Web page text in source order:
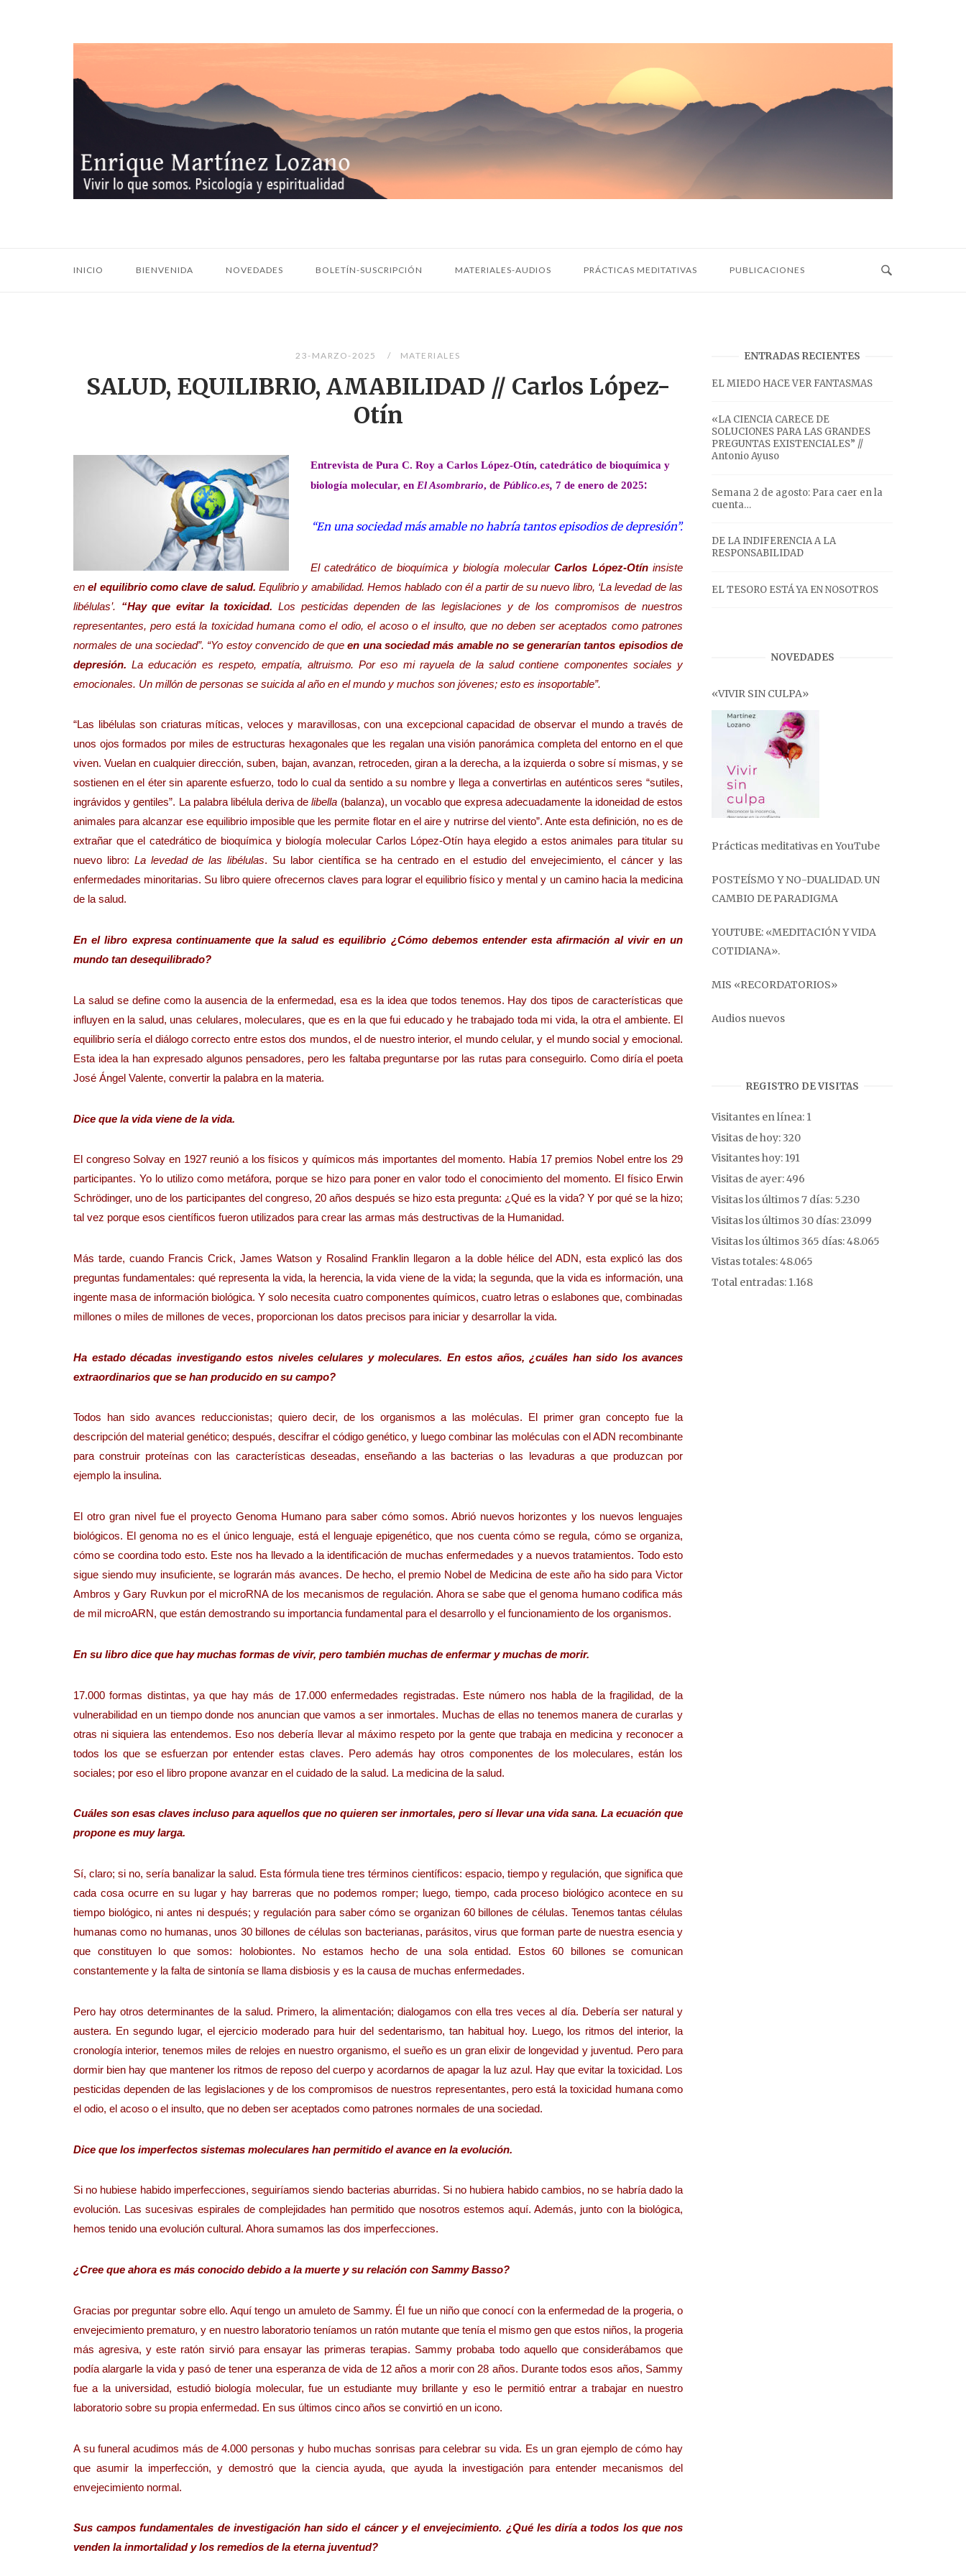
INICIO BIENVENIDA NOVEDADES BOLETÍN-SUSCRIPCIÓN MATERIALES-AUDIOS PRÁCTICAS MEDITATIVAS PUBLICACIONES
23-MARZO-2025 MATERIALES
SALUD, EQUILIBRIO, AMABILIDAD // Carlos López-
Otín
Entrevista de Pura C. Roy a Carlos López-Otín, catedrático de bioquímica y
biología molecular, en El Asombrario, de Público.es, 7 de enero de 2025:
“En una sociedad más amable no habría tantos episodios de depresión”.
El catedrático de bioquímica y biología molecularCarlos López-Otíninsiste
enel equilibrio como clave de salud. Equlibrio y amabilidad. Hemos hablado con él a partir de su nuevo libro, ‘La levedad de las
libélulas’. “Hay que evitar la toxicidad. Los pesticidas dependen de las legislaciones y de los compromisos de nuestros
representantes, pero está la toxicidad humana como el odio, el acoso o el insulto, que no deben ser aceptados como patrones
normales de una sociedad”. “Yo estoy convencido de queen una sociedad más amable no se generarían tantos episodios de
depresión. La educación es respeto, empatía, altruismo. Por eso mi rayuela de la salud contiene componentes sociales y
emocionales. Un millón de personas se suicida al año en el mundo y muchos son jóvenes; esto es insoportable”.
“Las libélulas son criaturas míticas, veloces y maravillosas, con una excepcional capacidad de observar el mundo a través de
unos ojos formados por miles de estructuras hexagonales que les regalan una visión panorámica completa del entorno en el que
viven. Vuelan en cualquier dirección, suben, bajan, avanzan, retroceden, giran a la derecha, a la izquierda o sobre sí mismas, y se
sostienen en el éter sin aparente esfuerzo, todo lo cual da sentido a su nombre y llega a convertirlas en auténticos seres “sutiles,
ingrávidos y gentiles”. La palabra libélula deriva delibella (balanza), un vocablo que expresa adecuadamente la idoneidad de estos
animales para alcanzar ese equilibrio imposible que les permite flotar en el aire y nutrirse del viento”. Ante esta definición, no es de
extrañar que el catedrático de bioquímica y biología molecular Carlos López-Otín haya elegido a estos animales para titular su
nuevo libro: La levedad de las libélulas. Su labor científica se ha centrado en el estudio del envejecimiento, el cáncer y las
enfermedades minoritarias. Su libro quiere ofrecernos claves para lograr el equilibrio físico y mental y un camino hacia la medicina
de la salud.
En el libro expresa continuamente que la salud es equilibrio ¿Cómo debemos entender esta afirmación al vivir en un
mundo tan desequilibrado?
La salud se define como la ausencia de la enfermedad, esa es la idea que todos tenemos. Hay dos tipos de características que
influyen en la salud, unas celulares, moleculares, que es en la que fui educado y he trabajado toda mi vida, la otra el ambiente. El
equilibrio sería el diálogo correcto entre estos dos mundos, el de nuestro interior, el mundo celular, y el mundo social y emocional.
Esta idea la han expresado algunos pensadores, pero les faltaba preguntarse por las rutas para conseguirlo. Como diría el poeta
José Ángel Valente, convertir la palabra en la materia.
Dice que la vida viene de la vida.
El congreso Solvay en 1927 reunió a los físicos y químicos más importantes del momento. Había 17 premios Nobel entre los 29
participantes. Yo lo utilizo como metáfora, porque se hizo para poner en valor todo el conocimiento del momento. El físico Erwin
Schrödinger, uno de los participantes del congreso, 20 años después se hizo esta pregunta: ¿Qué es la vida? Y por qué se la hizo;
tal vez porque esos científicos fueron utilizados para crear las armas más destructivas de la Humanidad.
Más tarde, cuando Francis Crick, James Watson y Rosalind Franklin llegaron a la doble hélice del ADN, esta explicó las dos
preguntas fundamentales: qué representa la vida, la herencia, la vida viene de la vida; la segunda, que la vida es información, una
ingente masa de información biológica. Y solo necesita cuatro componentes químicos, cuatro letras o eslabones que, combinadas
millones o miles de millones de veces, proporcionan los datos precisos para iniciar y desarrollar la vida.
Ha estado décadas investigando estos niveles celulares y moleculares. En estos años, ¿cuáles han sido los avances
extraordinarios que se han producido en su campo?
Todos han sido avances reduccionistas; quiero decir, de los organismos a las moléculas. El primer gran concepto fue la
descripción del material genético; después, descifrar el código genético, y luego combinar las moléculas con el ADN recombinante
para construir proteínas con las características deseadas, enseñando a las bacterias o las levaduras a que produzcan por
ejemplo la insulina.
El otro gran nivel fue el proyecto Genoma Humano para saber cómo somos. Abrió nuevos horizontes y los nuevos lenguajes
biológicos. El genoma no es el único lenguaje, está el lenguaje epigenético, que nos cuenta cómo se regula, cómo se organiza,
cómo se coordina todo esto. Este nos ha llevado a la identificación de muchas enfermedades y a nuevos tratamientos. Todo esto
sigue siendo muy insuficiente, se lograrán más avances. De hecho, el premio Nobel de Medicina de este año ha sido para Victor
Ambros y Gary Ruvkun por el microRNA de los mecanismos de regulación. Ahora se sabe que el genoma humano codifica más
de mil microARN, que están demostrando su importancia fundamental para el desarrollo y el funcionamiento de los organismos.
En su libro dice que hay muchas formas de vivir, pero también muchas de enfermar y muchas de morir.
17.000 formas distintas, ya que hay más de 17.000 enfermedades registradas. Este número nos habla de la fragilidad, de la
vulnerabilidad en un tiempo donde nos anuncian que vamos a ser inmortales. Muchas de ellas no tenemos manera de curarlas y
otras ni siquiera las entendemos. Eso nos debería llevar al máximo respeto por la gente que trabaja en medicina y reconocer a
todos los que se esfuerzan por entender estas claves. Pero además hay otros componentes de los moleculares, están los
sociales; por eso el libro propone avanzar en el cuidado de la salud. La medicina de la salud.
Cuáles son esas claves incluso para aquellos que no quieren ser inmortales, pero sí llevar una vida sana. La ecuación que
propone es muy larga.
Sí, claro; si no, sería banalizar la salud. Esta fórmula tiene tres términos científicos: espacio, tiempo y regulación, que significa que
cada cosa ocurre en su lugar y hay barreras que no podemos romper; luego, tiempo, cada proceso biológico acontece en su
tiempo biológico, ni antes ni después; y regulación para saber cómo se organizan 60 billones de células. Tenemos tantas células
humanas como no humanas, unos 30 billones de células son bacterianas, parásitos, virus que forman parte de nuestra esencia y
que constituyen lo que somos: holobiontes. No estamos hecho de una sola entidad. Estos 60 billones se comunican
constantemente y la falta de sintonía se llama disbiosis y es la causa de muchas enfermedades.
Pero hay otros determinantes de la salud. Primero, la alimentación; dialogamos con ella tres veces al día. Debería ser natural y
austera. En segundo lugar, el ejercicio moderado para huir del sedentarismo, tan habitual hoy. Luego, los ritmos del interior, la
cronología interior, tenemos miles de relojes en nuestro organismo, el sueño es un gran elixir de longevidad y juventud. Pero para
dormir bien hay que mantener los ritmos de reposo del cuerpo y acordarnos de apagar la luz azul. Hay que evitar la toxicidad. Los
pesticidas dependen de las legislaciones y de los compromisos de nuestros representantes, pero está la toxicidad humana como
el odio, el acoso o el insulto, que no deben ser aceptados como patrones normales de una sociedad.
Dice que los imperfectos sistemas moleculares han permitido el avance en la evolución.
Si no hubiese habido imperfecciones, seguiríamos siendo bacterias aburridas. Si no hubiera habido cambios, no se habría dado la
evolución. Las sucesivas espirales de complejidades han permitido que nosotros estemos aquí. Además, junto con la biológica,
hemos tenido una evolución cultural. Ahora sumamos las dos imperfecciones.
¿Cree que ahora es más conocido debido a la muerte y su relación con Sammy Basso?
Gracias por preguntar sobre ello. Aquí tengo un amuleto de Sammy. Él fue un niño que conocí con la enfermedad de la progeria, o
envejecimiento prematuro, y en nuestro laboratorio teníamos un ratón mutante que tenía el mismo gen que estos niños, la progeria
más agresiva, y este ratón sirvió para ensayar las primeras terapias. Sammy probaba todo aquello que considerábamos que
podía alargarle la vida y pasó de tener una esperanza de vida de 12 años a morir con 28 años. Durante todos esos años, Sammy
fue a la universidad, estudió biología molecular, fue un estudiante muy brillante y eso le permitió entrar a trabajar en nuestro
laboratorio sobre su propia enfermedad. En sus últimos cinco años se convirtió en un icono.
A su funeral acudimos más de 4.000 personas y hubo muchas sonrisas para celebrar su vida. Es un gran ejemplo de cómo hay
que asumir la imperfección, y demostró que la ciencia ayuda, que ayuda la investigación para entender mecanismos del
envejecimiento normal.
Sus campos fundamentales de investigación han sido el cáncer y el envejecimiento. ¿Qué les diría a todos los que nos
venden la inmortalidad y los remedios de la eterna juventud?
ENTRADAS RECIENTES
EL MIEDO HACE VER FANTASMAS
«LA CIENCIA CARECE DE
SOLUCIONES PARA LAS GRANDES
PREGUNTAS EXISTENCIALES” //
Antonio Ayuso
Semana 2 de agosto: Para caer en la
cuenta…
DE LA INDIFERENCIA A LA
RESPONSABILIDAD
EL TESORO ESTÁ YA EN NOSOTROS
NOVEDADES
«VIVIR SIN CULPA»
Prácticas meditativas en YouTube
POSTEÍSMO Y NO-DUALIDAD. UN
CAMBIO DE PARADIGMA
YOUTUBE: «MEDITACIÓN Y VIDA
COTIDIANA».
MIS «RECORDATORIOS»
Audios nuevos
REGISTRO DE VISITAS
Visitantes en línea: 1
Visitas de hoy: 320
Visitantes hoy: 191
Visitas de ayer:496
Visitas los últimos 7 días: 5.230
Visitas los últimos 30 días:23.099
Visitas los últimos 365 días:48.065
Vistas totales:48.065
Total entradas: 1.168